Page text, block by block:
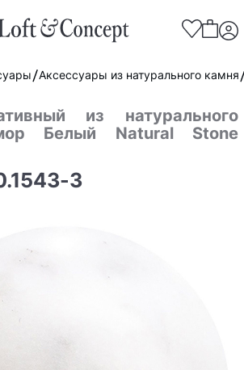
Аксессуары из натурального камня
Белый Natural Stone
3